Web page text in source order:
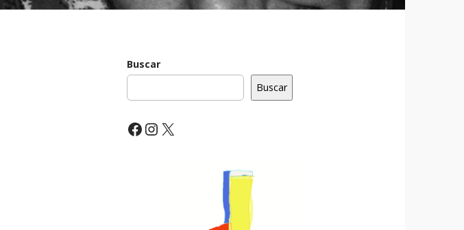
Buscar
Buscar
Facebook
Instagram
X